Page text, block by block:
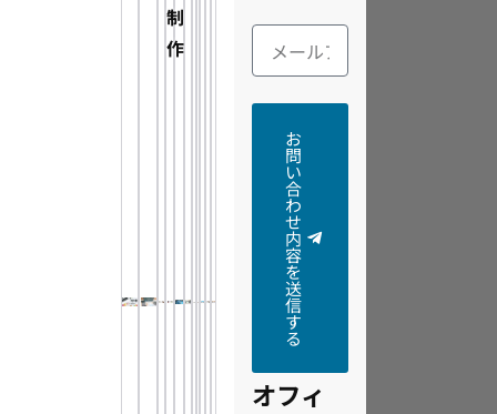
制
作
お
問
い
合
わ
せ
内
容
を
送
信
す
る
オフィ